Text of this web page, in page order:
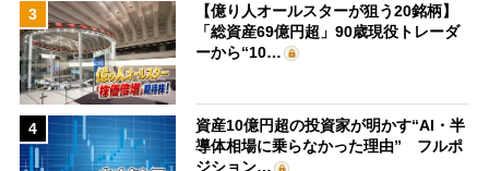
3
【億り人オールスターが狙う20銘柄】
「総資産69億円超」90歳現役トレーダ
ーから“10…
4
資産10億円超の投資家が明かす“AI・半
導体相場に乗らなかった理由” フルポ
ジション…